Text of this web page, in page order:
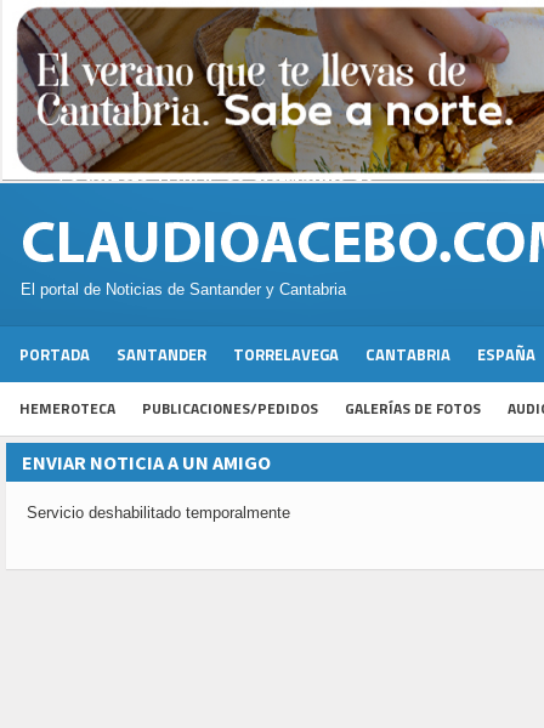
El portal de Noticias de Santander y Cantabria
PORTADA SANTANDER TORRELAVEGA CANTABRIA ESPAÑA
HEMEROTECA PUBLICACIONES/PEDIDOS GALERÍAS DE FOTOS
ENVIAR NOTICIA A UN AMIGO
Servicio deshabilitado temporalmente